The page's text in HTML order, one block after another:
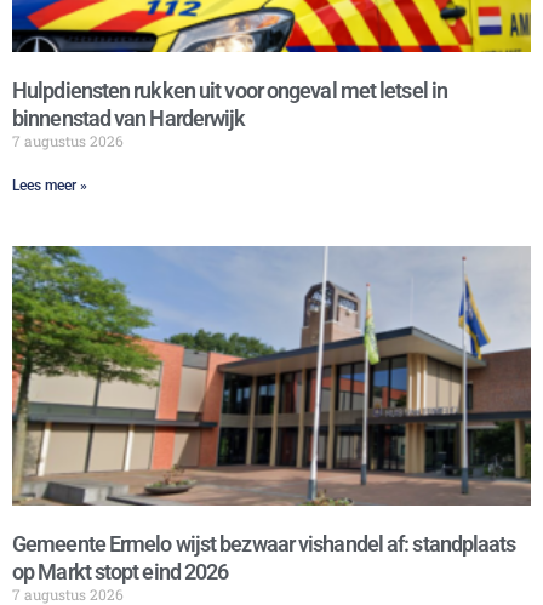
Hulpdiensten rukken uit voor ongeval met letsel in
binnenstad van Harderwijk
7 augustus 2026
Lees meer »
Gemeente Ermelo wijst bezwaar vishandel af: standplaats
op Markt stopt eind 2026
7 augustus 2026